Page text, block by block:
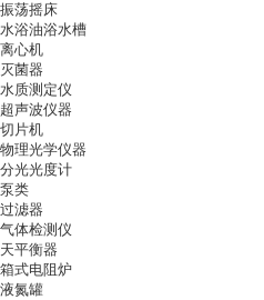
振荡摇床
水浴油浴水槽
离心机
灭菌器
水质测定仪
超声波仪器
切片机
物理光学仪器
分光光度计
泵类
过滤器
气体检测仪
天平衡器
箱式电阻炉
液氮罐